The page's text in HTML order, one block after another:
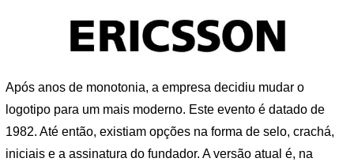
Após anos de monotonia, a empresa decidiu mudar o
logotipo para um mais moderno. Este evento é datado de
1982. Até então, existiam opções na forma de selo, crachá,
iniciais e a assinatura do fundador. A versão atual é, na